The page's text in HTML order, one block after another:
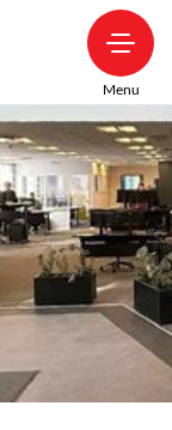
Menu